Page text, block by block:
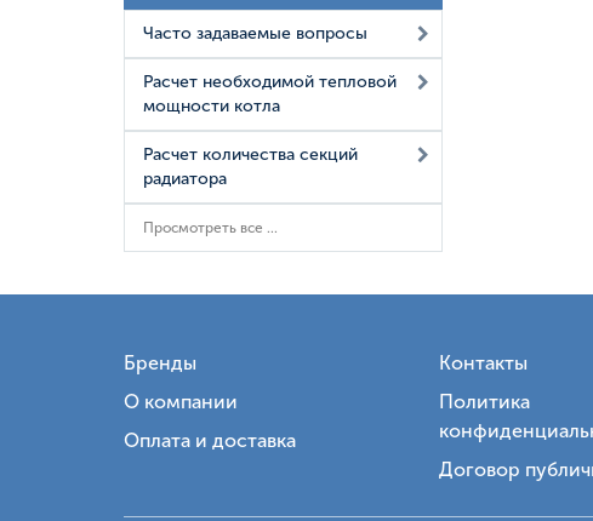
Часто задаваемые вопросы
Расчет необходимой тепловой
мощности котла
Расчет количества секций
радиатора
Просмотреть все ...
Бренды
О компании
Оплата и доставка
Контакты
Политика
Договор